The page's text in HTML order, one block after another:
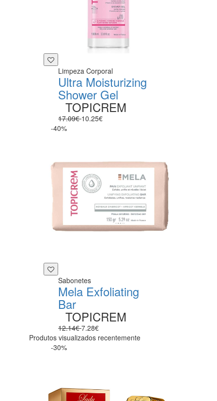
Limpeza Corporal
Ultra Moisturizing
Shower Gel
TOPICREM
17.09€10.25€
-40%
Sabonetes
Mela Exfoliating
Bar
TOPICREM
12.14€7.28€
Produtos visualizados recentemente
-30%